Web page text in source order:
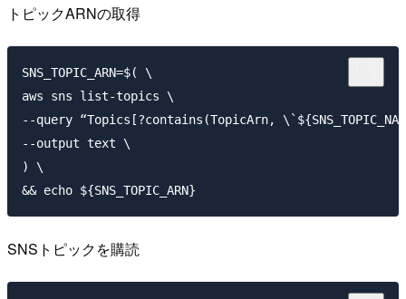
トピックARNの取得
SNS_TOPIC_ARN=$( \
aws sns list-topics \
--query “Topics[?contains(TopicArn,
--output text \
) \
SNSトピックを購読